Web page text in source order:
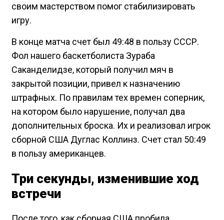
своим мастерством помог стабилизировать
игру.
В конце матча счет был 49:48 в пользу СССР.
Фол нашего баскетболиста Зураба
Саканделидзе, который получил мяч в
закрытой позиции, привел к назначению
штрафных. По правилам тех времен соперник,
на котором было нарушение, получал два
дополнительных броска. Их и реализовал игрок
сборной США Дуглас Коллинз. Счет стал 50:49
в пользу американцев.
Три секунды, изменившие ход
встречи